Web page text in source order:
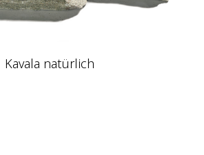
Kavala natürlich